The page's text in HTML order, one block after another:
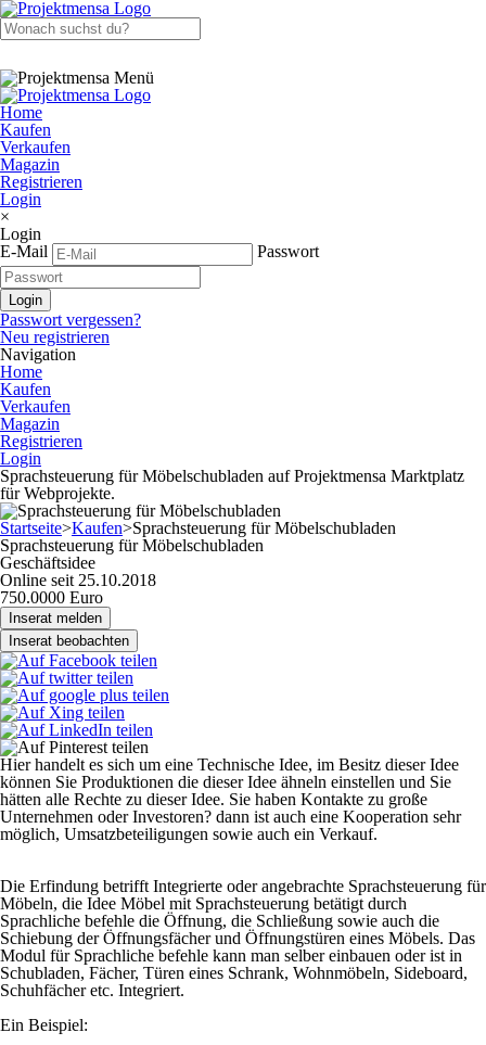
Home
Kaufen
Verkaufen
Magazin
Registrieren
Login
×
Login
E-Mail
Passwort
Passwort vergessen?
Neu registrieren
Navigation
Home
Kaufen
Verkaufen
Magazin
Registrieren
Login
Sprachsteuerung für Möbelschubladen auf Projektmensa Marktplatz
für Webprojekte.
Startseite>Kaufen>Sprachsteuerung für Möbelschubladen
Sprachsteuerung für Möbelschubladen
Geschäftsidee
Online seit 25.10.2018
750.0000 Euro
Inserat melden
Inserat beobachten
Hier handelt es sich um eine Technische Idee, im Besitz dieser Idee
können Sie Produktionen die dieser Idee ähneln einstellen und Sie
hätten alle Rechte zu dieser Idee. Sie haben Kontakte zu große
Unternehmen oder Investoren? dann ist auch eine Kooperation sehr
möglich, Umsatzbeteiligungen sowie auch ein Verkauf.
Die Erfindung betrifft Integrierte oder angebrachte Sprachsteuerung für
Möbeln, die Idee Möbel mit Sprachsteuerung betätigt durch
Sprachliche befehle die Öffnung, die Schließung sowie auch die
Schiebung der Öffnungsfächer und Öffnungstüren eines Möbels. Das
Modul für Sprachliche befehle kann man selber einbauen oder ist in
Schubladen, Fächer, Türen eines Schrank, Wohnmöbeln, Sideboard,
Schuhfächer etc. Integriert.
Ein Beispiel: